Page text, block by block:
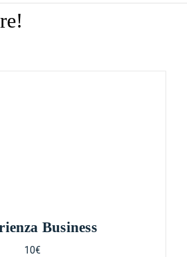
Business
10€